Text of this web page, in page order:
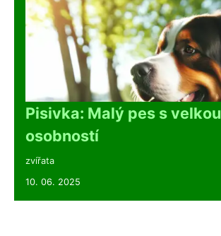
Pisivka: Malý pes s velkou
osobností
zvířata
10. 06. 2025